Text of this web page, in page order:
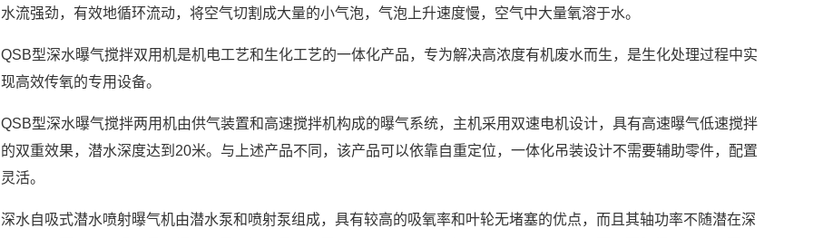
水流强劲，有效地循环流动，将空气切割成大量的小气泡，气泡上升速度慢，空气中大量氧溶于水。
QSB型深水曝气搅拌双用机是机电工艺和生化工艺的一体化产品，专为解决高浓度有机废水而生，是生化处理过程中实
现高效传氧的专用设备。
QSB型深水曝气搅拌两用机由供气装置和高速搅拌机构成的曝气系统，主机采用双速电机设计，具有高速曝气低速搅拌
的双重效果，潜水深度达到20米。与上述产品不同，该产品可以依靠自重定位，一体化吊装设计不需要辅助零件，配置
灵活。
深水自吸式潜水喷射曝气机由潜水泵和喷射泵组成，具有较高的吸氧率和叶轮无堵塞的优点，而且其轴功率不随潜在深